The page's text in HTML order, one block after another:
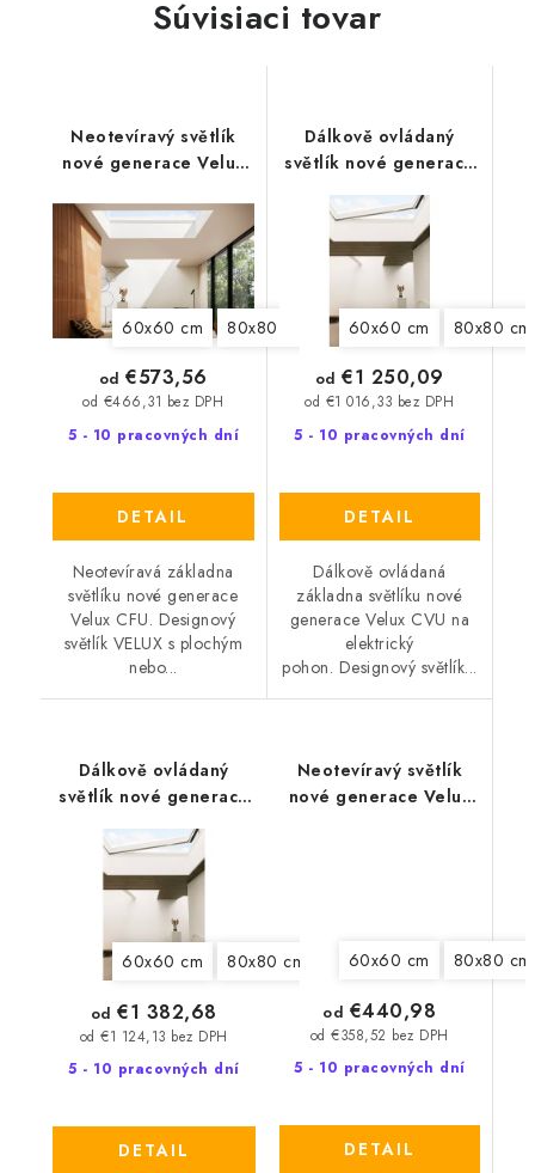
Súvisiaci tovar
Neotevíravý světlík
nové generace Velux
60x60 cm 80x80 cm 90x60 cm 90x90 cm
5 - 10 pracovných dní
od €466,31 bez DPH
od €573,56
DETAIL
Neotevíravá základna
světlíku nové generace
Velux CFU. Designový
světlík VELUX s plochým
nebo...
Dálkově ovládaný
světlík nové generace
Velux CVU 0220Q
60x60 cm 80x80 cm
5 - 10 pracovných dní
od €1 016,33 bez DPH
od €1 250,09
DETAIL
Dálkově ovládaná
základna světlíku nové
generace Velux CVU na
elektrický
pohon. Designový světlík...
Dálkově ovládaný
světlík nové generace
60x60 cm 80x80 cm 90x60 cm 90x90 cm
5 - 10 pracovných dní
od €1 124,13 bez DPH
od €1 382,68
DETAIL
Neotevíravý světlík
nové generace Velux
60x60 cm 80x80 cm
5 - 10 pracovných dní
od €358,52 bez DPH
od €440,98
DETAIL